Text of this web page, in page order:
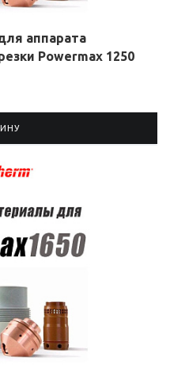
аппарата
Powermax 1250